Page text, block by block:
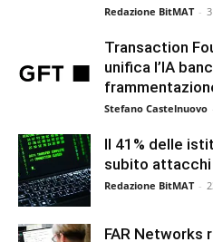
Redazione BitMAT -
Transaction
unifica l’IA
Stefano Castelnuovo
Il 41% delle
subito
Redazione BitMAT -
FAR Networks